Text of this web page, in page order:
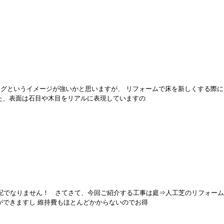
いうイメージが強いかと思いますが、 リフォームで床を新しくする際に
表面は石目や木目をリアルに表現していますの
でなりません！ さてさて、今回ご紹介する工事は庭⇒人工芝のリフォーム
きますし 維持費もほとんどかからないのでお得